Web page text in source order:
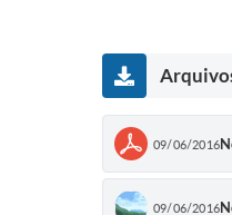
09/06/2016
09/06/2016